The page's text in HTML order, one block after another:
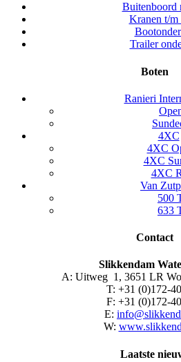
Buitenboord
Kranen t/m
Trailer
Boten
Ranieri
4XC
4XC
4XC
4XC
Van
500
633
Contact
Slikkendam
A: Uitweg 1, 3651 LR
T: +31 (0)172-
F: +31 (0)172-
E:
W:
Laatste